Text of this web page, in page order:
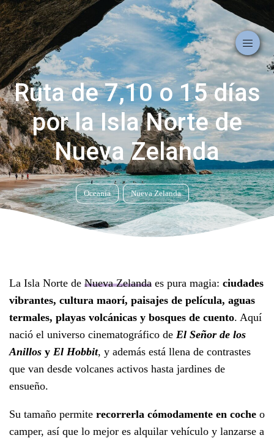
Oceanía Nueva Zelanda
Ruta de 7,10 o 15 días
por la Isla Norte de
Nueva Zelanda
La Isla Norte de Nueva Zelanda es pura magia: ciudades
vibrantes, cultura maorí, paisajes de película, aguas
termales, playas volcánicas y bosques de cuento. Aquí
nació el universo cinematográfico de El Señor de los
Anillos y El Hobbit, y además está llena de contrastes
que van desde volcanes activos hasta jardines de
ensueño.
Su tamaño permite recorrerla cómodamente en coche o
camper, así que lo mejor es alquilar vehículo y lanzarse a